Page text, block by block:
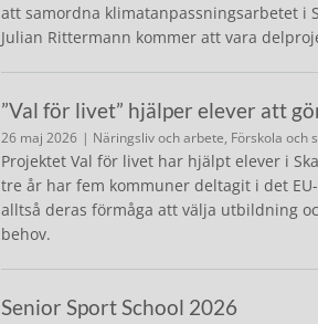
att samordna klimatanpassningsarbetet i
Julian Rittermann kommer att vara
”Val för livet” hjälper elever att
26 maj 2026 | Näringsliv och arbete, Förskola och
Projektet Val för livet har hjälpt elever i
tre år har fem kommuner deltagit i det
alltså deras förmåga att välja utbildning
behov.
Senior Sport School 2026